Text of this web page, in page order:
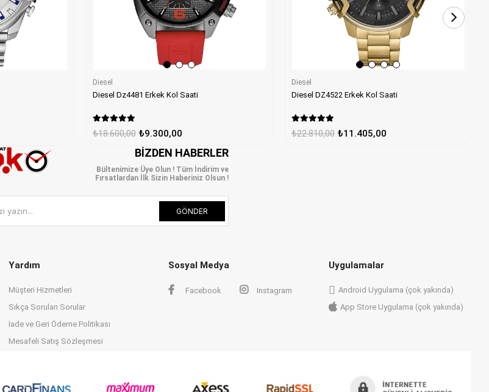
Diesel
Diesel Dz4481 Erkek Kol Saati
₺9.300,00
₺18.600,00
Diesel
Diesel DZ4522 Erkek Kol Saati
₺11.405,00
₺22.810,00
BIZDEN HABERLER
Bültenimize Üye Olun ! Tüm İndirim ve
Fırsatlardan İlk Sizin Haberiniz Olsun !
GÖNDER
Yardım
Müşteri Hizmetleri
Sıkça Sorulan Sorular
İade ve Geri Ödeme Politikası
Mesafeli Satış Sözleşmesi
Sosyal Medya
Facebook Instagram
Uygulamalar
Android Uygulama (çok yakında)
App Store Uygulama (çok yakında)